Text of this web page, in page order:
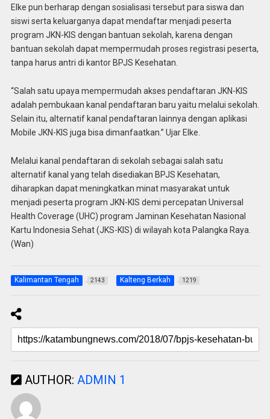
Elke pun berharap dengan sosialisasi tersebut para siswa dan
siswi serta keluarganya dapat mendaftar menjadi peserta
program JKN-KIS dengan bantuan sekolah, karena dengan
bantuan sekolah dapat mempermudah proses registrasi peserta,
tanpa harus antri di kantor BPJS Kesehatan.
“Salah satu upaya mempermudah akses pendaftaran JKN-KIS
adalah pembukaan kanal pendaftaran baru yaitu melalui sekolah.
Selain itu, alternatif kanal pendaftaran lainnya dengan aplikasi
Mobile JKN-KIS juga bisa dimanfaatkan.” Ujar Elke.
Melalui kanal pendaftaran di sekolah sebagai salah satu
alternatif kanal yang telah disediakan BPJS Kesehatan,
diharapkan dapat meningkatkan minat masyarakat untuk
menjadi peserta program JKN-KIS demi percepatan Universal
Health Coverage (UHC) program Jaminan Kesehatan Nasional
Kartu Indonesia Sehat (JKS-KIS) di wilayah kota Palangka Raya.
(Wan)
Kalimantan Tengah 2143 Kalteng Berkah 1219
AUTHOR: ADMIN 1